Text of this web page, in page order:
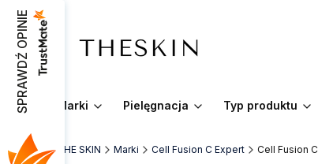
Marki Pielęgnacja Typ produktu
THE SKIN Marki Cell Fusion C Expert Cell Fusion
SPRAWDŹ OPINIE